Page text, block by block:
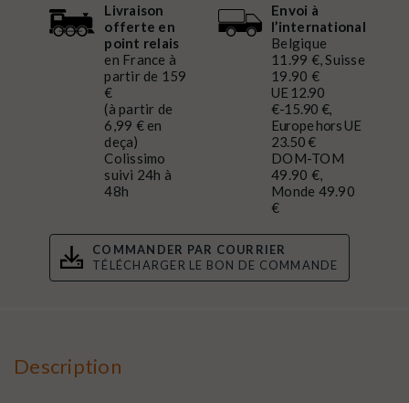
Livraison
offerte en
point relais
en France à
partir de 159
€
(à partir de
6,99 € en
deça)
Colissimo
suivi 24h à
48h
Envoi à
l’international
Belgique
11.99 €, Suisse
19.90 €
UE 12.90
€-15.90 €,
Europe hors UE
23.50 €
DOM-TOM
49.90 €,
Monde 49.90
€
COMMANDER PAR COURRIER
TÉLÉCHARGER LE BON DE COMMANDE
Description